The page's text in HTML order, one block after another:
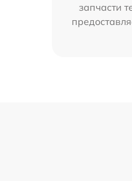
запчасти